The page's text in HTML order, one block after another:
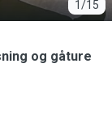
1/15
og gåture